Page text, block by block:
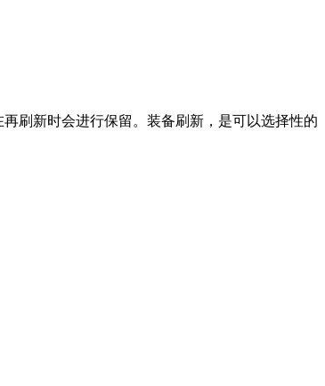
刷新时会进行保留。装备刷新，是可以选择性的